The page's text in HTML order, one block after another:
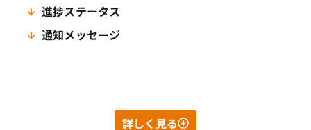
進捗ステータス
通知メッセージ
詳しく見る